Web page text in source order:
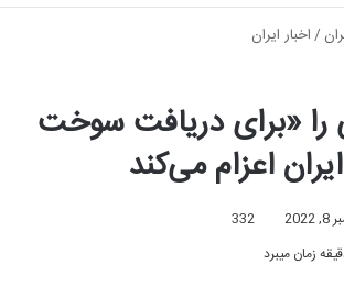
/اخبار ایران
را «برای دریافت سوخت
اعزام می‌کند
332